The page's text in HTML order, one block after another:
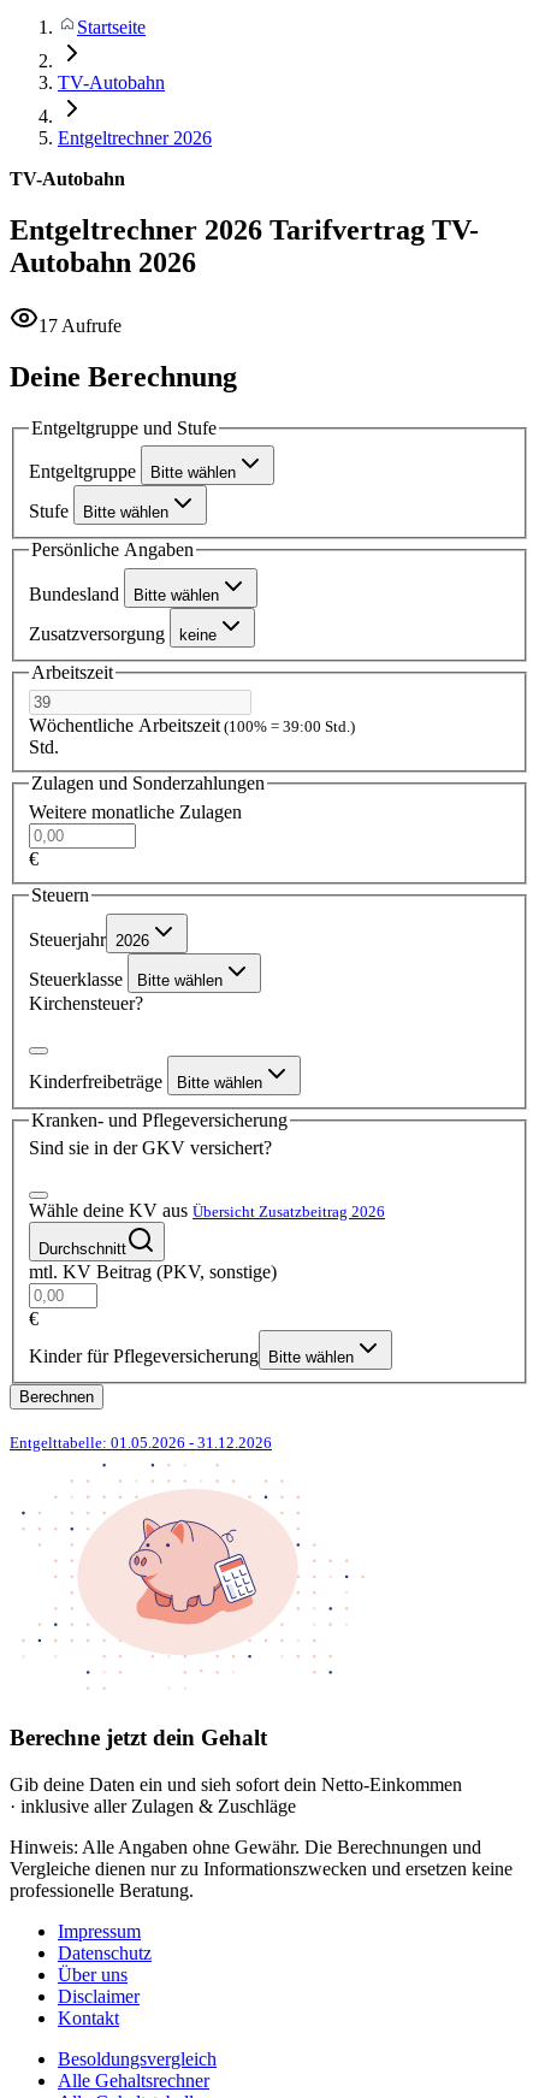
Startseite
TV-Autobahn
Entgeltrechner 2026
TV-Autobahn
Entgeltrechner 2026 Tarifvertrag TV-
Autobahn 2026
17 Aufrufe
Deine Berechnung
Entgeltgruppe und Stufe
Entgeltgruppe Bitte wählen
Stufe Bitte wählen
Persönliche Angaben
Bundesland Bitte wählen
Zusatzversorgung keine
Arbeitszeit
Wöchentliche Arbeitszeit(100% = 39:00 Std.)
Std.
Zulagen und Sonderzahlungen
Weitere monatliche Zulagen
€
Steuern
Steuerjahr 2026
Steuerklasse Bitte wählen
Kirchensteuer?
Kinderfreibeträge Bitte wählen
Kranken- und Pflegeversicherung
Sind sie in der GKV versichert?
Wähle deine KV aus Übersicht Zusatzbeitrag 2026
Durchschnitt
mtl. KV Beitrag (PKV, sonstige)
€
Kinder für Pflegeversicherung
Bitte wählen
Berechnen
Entgelttabelle: 01.05.2026 - 31.12.2026
Berechne jetzt dein Gehalt
Gib deine Daten ein und sieh sofort dein Netto-Einkommen
· inklusive aller Zulagen & Zuschläge
Hinweis: Alle Angaben ohne Gewähr. Die Berechnungen und
Vergleiche dienen nur zu Informationszwecken und ersetzen keine
professionelle Beratung.
Impressum
Datenschutz
Über uns
Disclaimer
Kontakt
Besoldungsvergleich
Alle Gehaltsrechner